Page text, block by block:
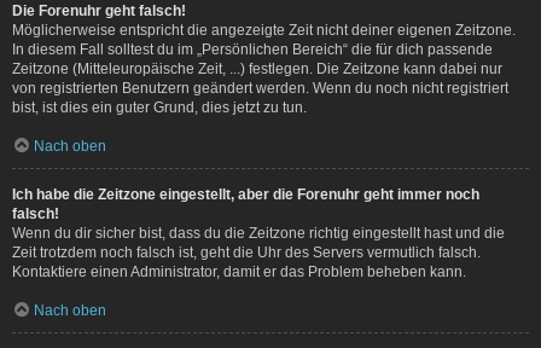
Die Forenuhr geht falsch!
Möglicherweise entspricht die angezeigte Zeit nicht deiner eigenen Zeitzone.
In diesem Fall solltest du im „Persönlichen Bereich“ die für dich passende
Zeitzone (Mitteleuropäische Zeit, ...) festlegen. Die Zeitzone kann dabei nur
von registrierten Benutzern geändert werden. Wenn du noch nicht registriert
bist, ist dies ein guter Grund, dies jetzt zu tun.
Nach oben
Ich habe die Zeitzone eingestellt, aber die Forenuhr geht immer noch
falsch!
Wenn du dir sicher bist, dass du die Zeitzone richtig eingestellt hast und die
Zeit trotzdem noch falsch ist, geht die Uhr des Servers vermutlich falsch.
Kontaktiere einen Administrator, damit er das Problem beheben kann.
Nach oben